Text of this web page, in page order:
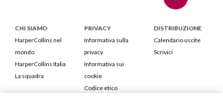
CHI SIAMO
HarperCollins nel
mondo
HarperCollins Italia
La squadra
PRIVACY
Informativa sulla
privacy
Informativa sui
cookie
Codice etico
DISTRIBUZIONE
Calendario uscite
Scrivici